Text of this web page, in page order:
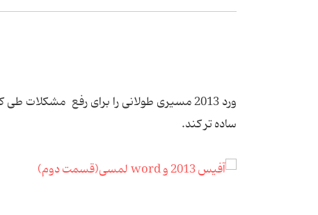
ورد 2013 مسیری طولانی را برای رفع
ساده تر كند.